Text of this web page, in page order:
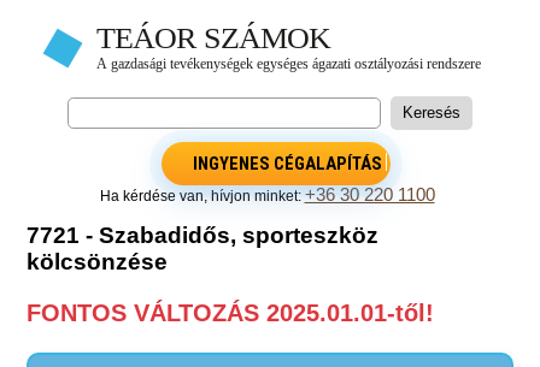
INGYENES CÉGALAPÍTÁS
Ha kérdése van, hívjon minket:+36 30 220 1100
7721 - Szabadidős, sporteszköz
kölcsönzése
FONTOS VÁLTOZÁS 2025.01.01-től!